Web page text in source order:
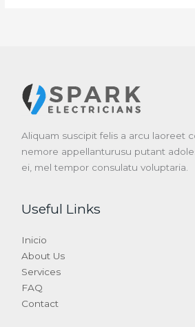
Aliquam suscipit felis a arcu laoreet
nemore appellanturusu putant
ei, mel tempor consulatu voluptaria.
Useful Links
Inicio
About Us
Services
FAQ
Contact